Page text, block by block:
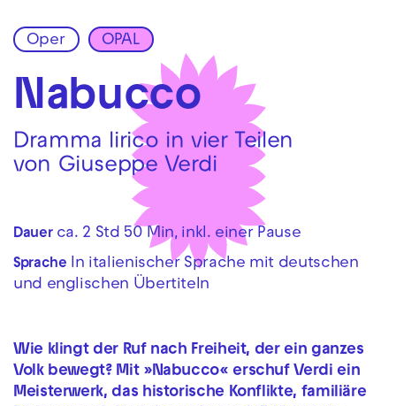
Zur Hauptnavigation springen
Zum Hauptinhalt springen Zum Footer springen
Oper OPAL
Nabucco
Dramma lirico in vier Teilen
von Giuseppe Verdi
Dauer ca. 2 Std 50 Min, inkl. einer Pause
Sprache In italienischer Sprache mit deutschen
und englischen Übertiteln
Wie klingt der Ruf nach Freiheit, der ein ganzes
Volk bewegt? Mit »Nabucco« erschuf Verdi ein
Meisterwerk, das historische Konflikte, familiäre